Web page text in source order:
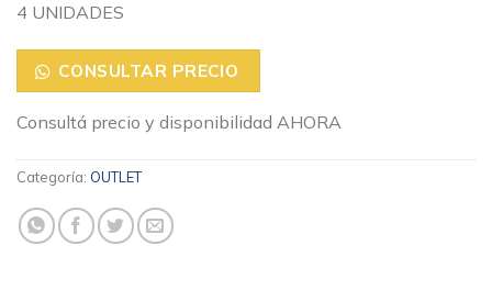
4 UNIDADES
CONSULTAR PRECIO
Consultá precio y disponibilidad AHORA
Categoría: OUTLET